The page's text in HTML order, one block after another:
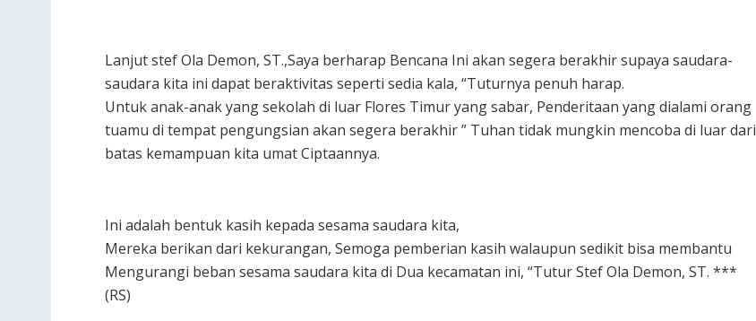
Lanjut stef Ola Demon, ST.,Saya berharap Bencana Ini akan segera berakhir supaya saudara-
saudara kita ini dapat beraktivitas seperti sedia kala, “Tuturnya penuh harap.
Untuk anak-anak yang sekolah di luar Flores Timur yang sabar, Penderitaan yang dialami orang
tuamu di tempat pengungsian akan segera berakhir ” Tuhan tidak mungkin mencoba di luar dari
batas kemampuan kita umat Ciptaannya.
Ini adalah bentuk kasih kepada sesama saudara kita,
Mereka berikan dari kekurangan, Semoga pemberian kasih walaupun sedikit bisa membantu
Mengurangi beban sesama saudara kita di Dua kecamatan ini, “Tutur Stef Ola Demon, ST. ***
(RS)